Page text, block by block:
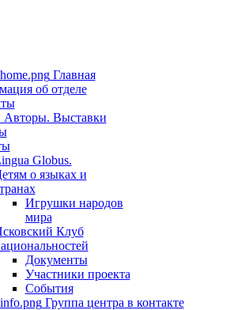
Главная
об отделе
Авторы. Выставки
Globus.
о языках и
Игрушки народов
мира
Клуб
Документы
Участники проекта
События
Группа центра в контакте